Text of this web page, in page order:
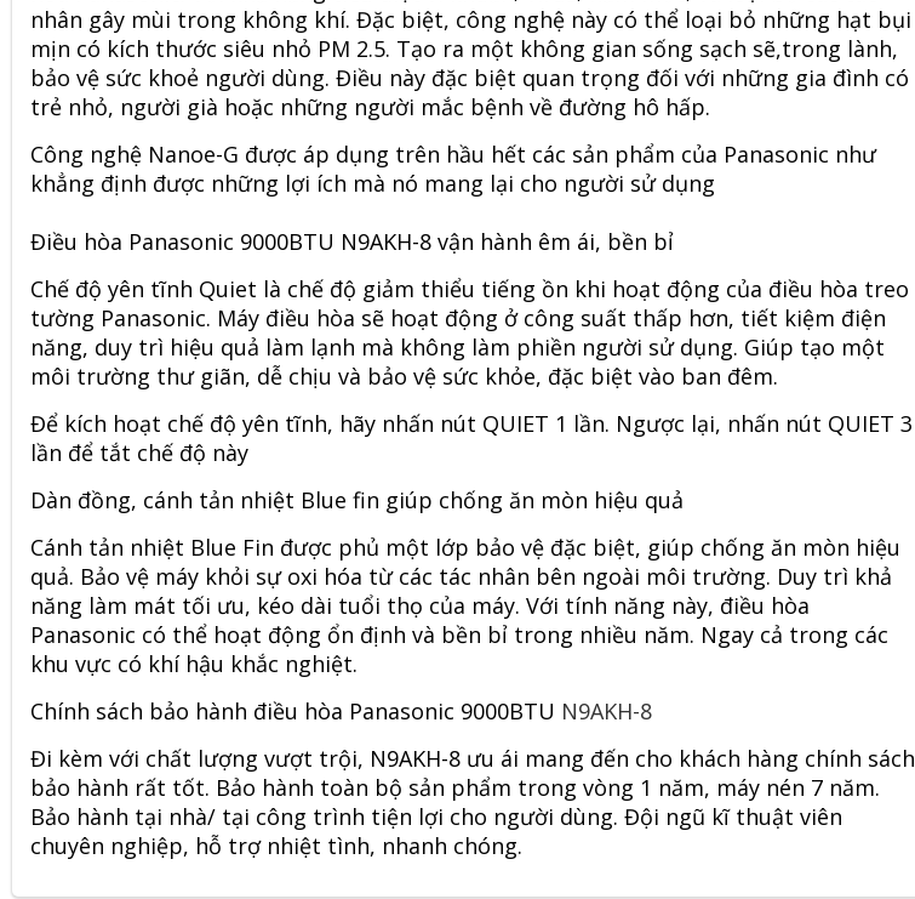
nhân gây mùi trong không khí. Đặc biệt, công nghệ này có thể loại bỏ những hạt bụi
mịn có kích thước siêu nhỏ PM 2.5. Tạo ra một không gian sống sạch sẽ,trong lành,
bảo vệ sức khoẻ người dùng. Điều này đặc biệt quan trọng đối với những gia đình có
trẻ nhỏ, người già hoặc những người mắc bệnh về đường hô hấp.
Công nghệ Nanoe-G được áp dụng trên hầu hết các sản phẩm của Panasonic như
khẳng định được những lợi ích mà nó mang lại cho người sử dụng
Điều hòa Panasonic 9000BTU N9AKH-8 vận hành êm ái, bền bỉ
Chế độ yên tĩnh Quiet là chế độ giảm thiểu tiếng ồn khi hoạt động của điều hòa treo
tường Panasonic. Máy điều hòa sẽ hoạt động ở công suất thấp hơn, tiết kiệm điện
năng, duy trì hiệu quả làm lạnh mà không làm phiền người sử dụng. Giúp tạo một
môi trường thư giãn, dễ chịu và bảo vệ sức khỏe, đặc biệt vào ban đêm.
Để kích hoạt chế độ yên tĩnh, hãy nhấn nút QUIET 1 lần. Ngược lại, nhấn nút QUIET 3
lần để tắt chế độ này
Dàn đồng, cánh tản nhiệt Blue fin giúp chống ăn mòn hiệu quả
Cánh tản nhiệt Blue Fin được phủ một lớp bảo vệ đặc biệt, giúp chống ăn mòn hiệu
quả. Bảo vệ máy khỏi sự oxi hóa từ các tác nhân bên ngoài môi trường. Duy trì khả
năng làm mát tối ưu, kéo dài tuổi thọ của máy. Với tính năng này, điều hòa
Panasonic có thể hoạt động ổn định và bền bỉ trong nhiều năm. Ngay cả trong các
khu vực có khí hậu khắc nghiệt.
Chính sách bảo hành điều hòa Panasonic 9000BTU N9AKH-8
Đi kèm với chất lượng vượt trội, N9AKH-8 ưu ái mang đến cho khách hàng chính sách
bảo hành rất tốt. Bảo hành toàn bộ sản phẩm trong vòng 1 năm, máy nén 7 năm.
Bảo hành tại nhà/ tại công trình tiện lợi cho người dùng. Đội ngũ kĩ thuật viên
chuyên nghiệp, hỗ trợ nhiệt tình, nhanh chóng.